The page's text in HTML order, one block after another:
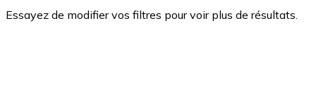
Essayez de modifier vos filtres pour voir plus de résultats.